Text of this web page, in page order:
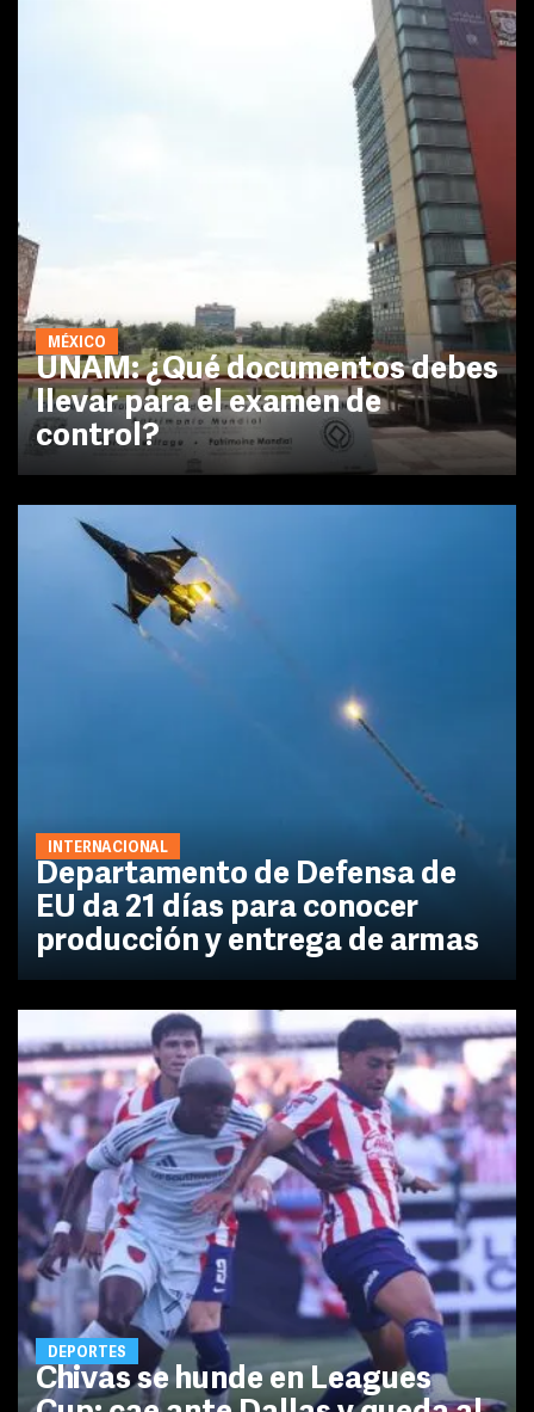
MÉXICO
UNAM: ¿Qué documentos debes
llevar para el examen de
control?
INTERNACIONAL
Departamento de Defensa de
EU da 21 días para conocer
producción y entrega de armas
DEPORTES
Chivas se hunde en Leagues